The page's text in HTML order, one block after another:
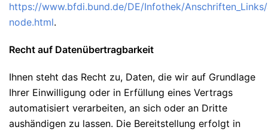
https://www.bfdi.bund.de/DE/Infothek/
node.html.
Recht auf Datenübertragbarkeit
Ihnen steht das Recht zu, Daten, die wir auf Grundlage
Ihrer Einwilligung oder in Erfüllung eines Vertrags
automatisiert verarbeiten, an sich oder an Dritte
aushändigen zu lassen. Die Bereitstellung erfolgt in